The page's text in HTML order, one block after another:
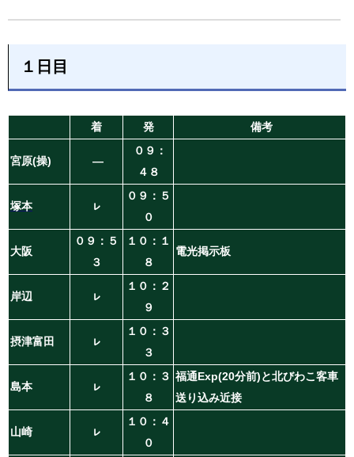
１日目
着 発 備考
宮原(操) ―
０９：
４８
塚本 ㇾ
０９：５
０
大阪
０９：５
３
１０：１
８
電光掲示板
岸辺 ㇾ
１０：２
９
摂津富田 ㇾ
１０：３
３
島本 ㇾ
１０：３
８
福通Exp(20分前)と北びわこ客車
送り込み近接
山崎 ㇾ
１０：４
０